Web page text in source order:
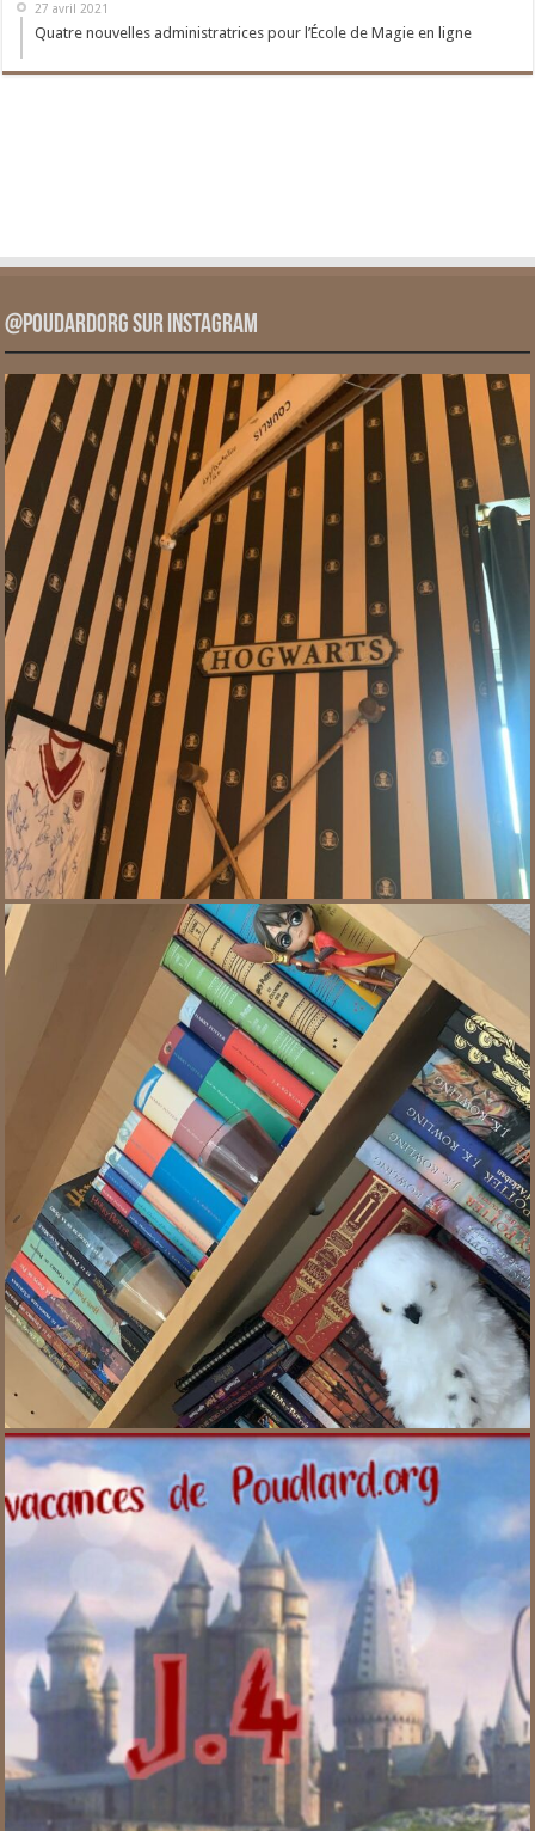
27 avril 2021
Quatre nouvelles administratrices pour l’École de Magie en ligne
@PoudardOrg sur Instagram